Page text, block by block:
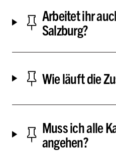
Arbeitet ihr
Salzburg?
Wie läuft die
Muss ich alle
angehen?